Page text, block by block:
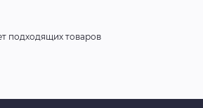
подходящих товаров